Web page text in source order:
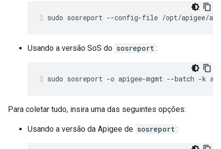
sudo sosreport --config-file /opt/apigee/
Usando a versão SoS do sosreport :
sudo sosreport -o apigee-mgmt --batch -k
Para coletar tudo, insira uma das seguintes opções:
Usando a versão da Apigee de sosreport :